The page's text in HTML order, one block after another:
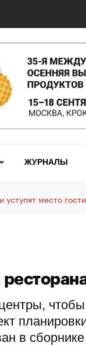
ЖУРНАЛЫ
уступят место
чтобы
в сборнике